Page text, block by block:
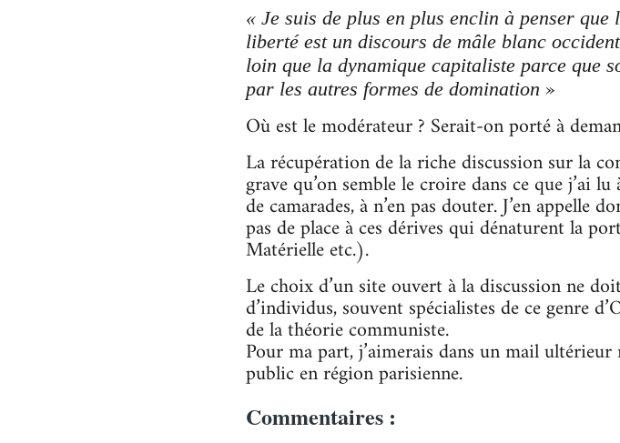
« Je suis de plus en plus enclin à penser
liberté est un discours de mâle blanc
loin que la dynamique capitaliste parce que
par les autres formes de domination »
Où est le modérateur ? Serait-on porté à
La récupération de la riche discussion sur la
grave qu’on semble le croire dans ce que j’ai
de camarades, à n’en pas douter. J’en appelle
pas de place à ces dérives qui dénaturent la
Matérielle etc.).
Le choix d’un site ouvert à la discussion ne
d’individus, souvent spécialistes de ce genre
de la théorie communiste.
Pour ma part, j’aimerais dans un mail
public en région parisienne.
Commentaires :